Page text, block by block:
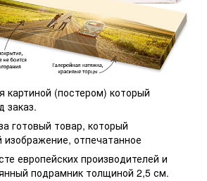
картиной (постером) который
заказ.
готовый товар, который
изображение, отпечатанное
европейских производителей и
подрамник толщиной 2,5 см.